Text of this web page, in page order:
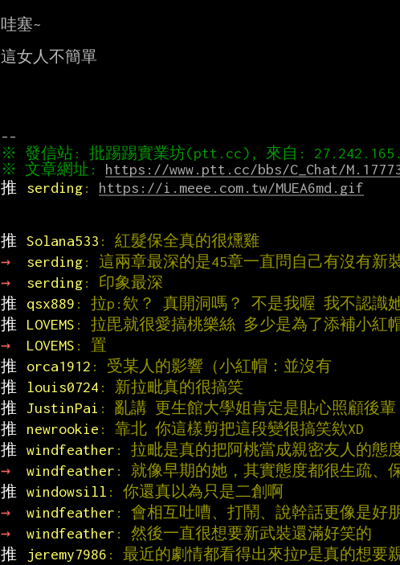
哇塞~
這女人不簡單
※ 文章網址: https://www.ptt.cc/bbs/C_Chat/
推
serding: https://i.meee.com.tw/MUEA6md.gif
推 Solana533 : 紅髮保全真的很燻雞
→
serding: 這兩章最深的是45章一直問自己有沒有新
→
serding: 印象最深
推
qsx889 : 拉p:欸？ 真開洞嗎？ 不是我喔 我不認識
推
LOVEMS : 拉毘就很愛搞桃樂絲 多少是為了添補小紅
→
LOVEMS : 置
推
orca1912 : 受某人的影響（小紅帽：並沒有
推
louis0724 : 新拉毗真的很搞笑
推 JustinPai : 亂講 更生館大學姐肯定是貼心照顧後輩
推
newrookie : 靠北 你這樣剪把這段變很搞笑欸XD
推 windfeather : 拉毗是真的把阿桃當成親密友人的態
→
windfeather : 就像早期的她，其實態度都很生疏、
推 windowsill : 你還真以為只是二創啊
→
windfeather : 會相互吐嘈、打鬧、說幹話更像是好
→
windfeather : 然後一直很想要新武裝還滿好笑的
推
jeremy7986 : 最近的劇情都看得出來拉P是真的想要